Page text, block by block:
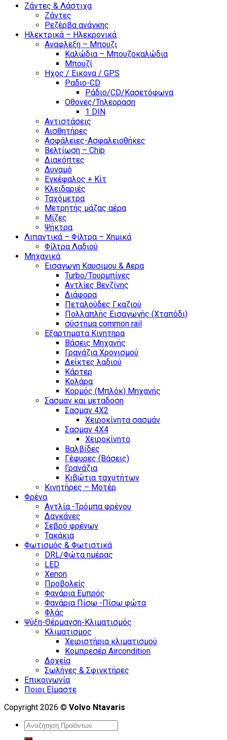
Ζάντες & Λάστιχα
Ζάντες
Ρεζέρβα ανάγκης
Ηλεκτρικά – Ηλεκρονικά
Αναφλεξη – Μπουζι
Καλώδια – Μπουζοκαλώδια
Μπουζί
Ηχος / Εικονα / GPS
Ραδιο-CD
Ράδιο/CD/Κασετόφωνα
Οθονες/Τηλεοραση
1 DIN
Αντιστάσεις
Αισθητήρες
Ασφάλειες-Ασφαλειοθήκες
Βελτίωση – Chip
Διακόπτες
Δυναμό
Εγκέφαλος + Κίτ
Κλειδαριές
Ταχόμετρα
Μετρητής μάζας αέρα
Μίζες
Ψήκτρα
Λιπαντικά – Φίλτρα – Χημικά
Φίλτρα Λαδιού
Μηχανικά
Εισαγωγη Καυσιμου & Αερα
Turbo/Τουρμπίνες
Αντλίες Βενζίνης
Διάφορα
Πεταλούδες Γκαζιού
Πολλαπλής Εισαγωγής (Χταπόδι)
σύστημα common rail
Εξαρτηματα Κινητηρα
Βάσεις Μηχανής
Γρανάζια Χρονισμού
Δείκτες λαδιού
Κάρτερ
Κολάρα
Κορμός (Μπλόκ) Μηχανής
Σασμαν και μεταδοση
Σασμαν 4Χ2
Χειροκίνητα σασμάν
Σασμαν 4Χ4
Χειροκίνητο
Βαλβίδες
Γέφυρες (Βάσεις)
Γρανάζια
Κιβώτια ταχυτήτων
Κινητήρες – Μοτέρ
Φρένα
Αντλία -Τρόμπα φρένου
Δαγκάνες
Σεβρό φρένων
Τακάκια
Φωτισμός & Φωτιστικά
DRL/Φώτα ημέρας
LED
Xenon
Προβολείς
Φανάρια Εμπρός
Φανάρια Πίσω -Πίσω φώτα
Φλάς
Ψύξη-Θέρμανση-Κλιματισμός
Κλιματισμος
Χειριστήρια κλιματισμού
Κομπρεσέρ Aircondition
Δοχεία
Σωλήνες & Σφιγκτήρες
Επικοινωνία
Ποιοι Είμαστε
Copyright 2026 © Volvo Ntavaris
Search